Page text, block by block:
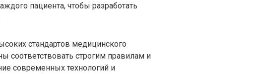
пациента, чтобы разработать
стандартов медицинского
соответствовать строгим правилам и
современных технологий и